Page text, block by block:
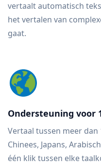
vertaalt automatisch
het vertalen van
gaat.
Ondersteuning voor
Vertaal tussen meer dan
Chinees, Japans,
één klik tussen elke